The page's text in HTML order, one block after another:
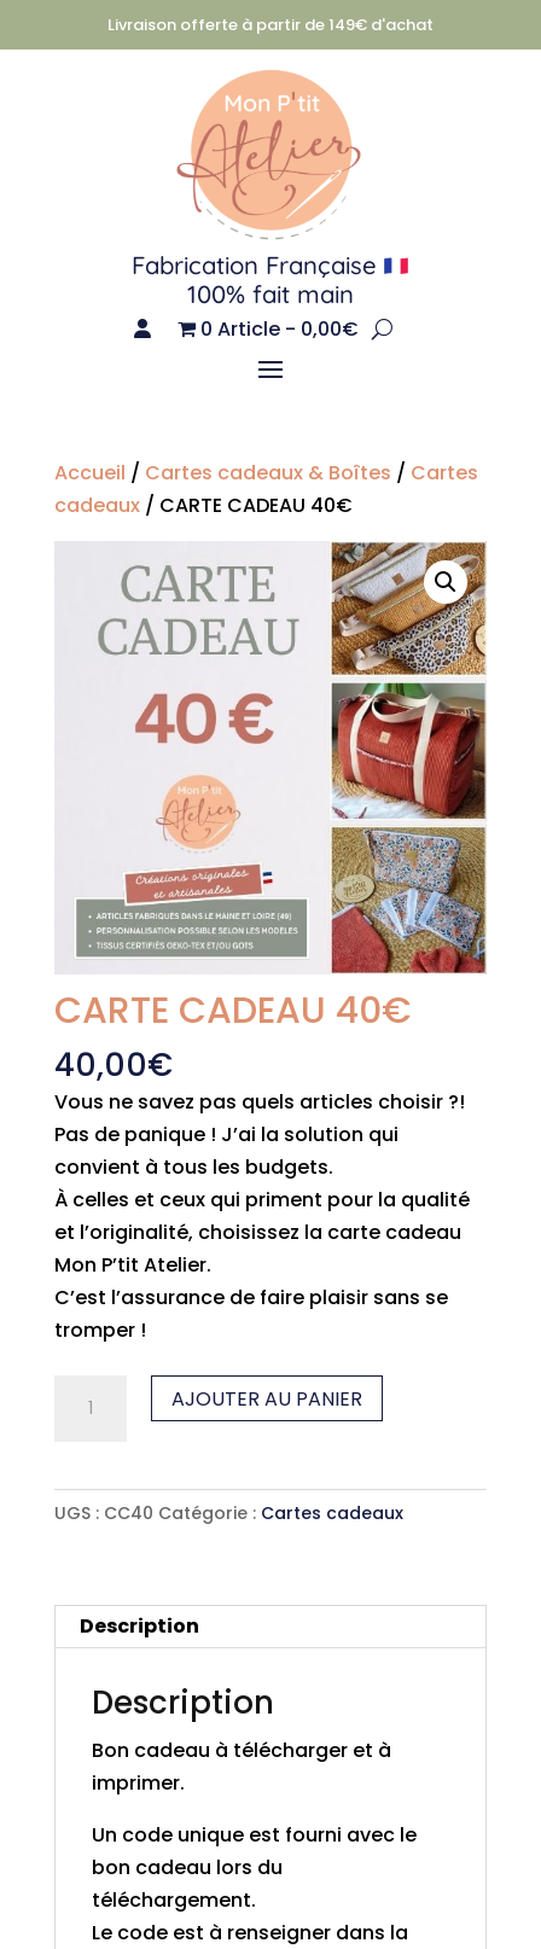
Livraison offerte à partir de 149€ d'achat
Fabrication Française
100% fait main
0 Article 0,00€
Accueil / Cartes cadeaux & Boîtes / Cartes
cadeaux/ CARTE CADEAU 40€
CARTE CADEAU 40€
40,00€
Vous ne savez pas quels articles choisir ?!
Pas de panique ! J’ai la solution qui
convient à tous les budgets.
À celles et ceux qui priment pour la qualité
et l’originalité, choisissez la carte cadeau
Mon P’tit Atelier.
C’est l’assurance de faire plaisir sans se
tromper !
CADEAU
40€
AJOUTER AU PANIER
UGS : CC40 Catégorie : Cartes cadeaux
Description
Description
Bon cadeau à télécharger et à
imprimer.
Un code unique est fourni avec le
bon cadeau lors du
téléchargement.
Le code est à renseigner dans la